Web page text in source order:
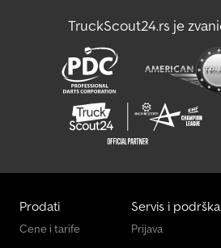
TruckScout24.rs je
Prodati
Cene i tarife
Servis i podrška
Prijava